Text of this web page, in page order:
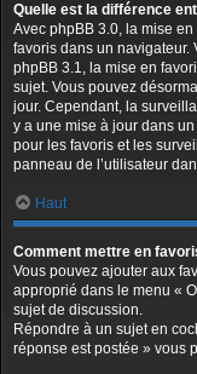
Quelle est la différence
Avec phpBB 3.0, la mise
favoris dans un navigateur.
phpBB 3.1, la mise en
sujet. Vous pouvez
jour. Cependant, la
y a une mise à jour dans
pour les favoris et les
panneau de l’utilisateur
Haut
Comment mettre en
Vous pouvez ajouter aux
approprié dans le menu «
sujet de discussion.
Répondre à un sujet en
réponse est postée » vous